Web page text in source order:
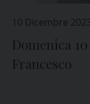
10 Dicembre
Domenica
Francesco